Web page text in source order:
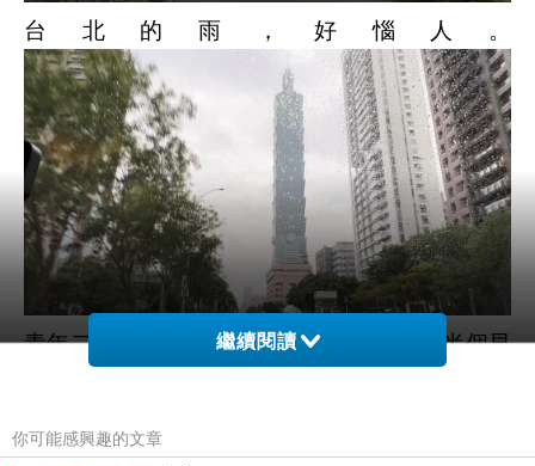
台北的雨，好惱人。
青年二號一到台北家，就開始睡覺，睡了半個早
素食麻辣鍋，訂位晚上7:30，為了殺時間，沿著
繼續閱讀
你可能感興趣的文章